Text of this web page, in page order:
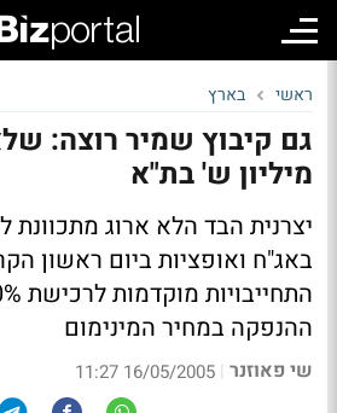
ראשי בארץ
מיליון ש' בת"א
יצרנית הבד הלא ארוג מתכוונת
באג"ח ואופציות ביום ראשון
ההנפקה במחיר המינימום
שי פאוזנר |
16/05/2005 11:27